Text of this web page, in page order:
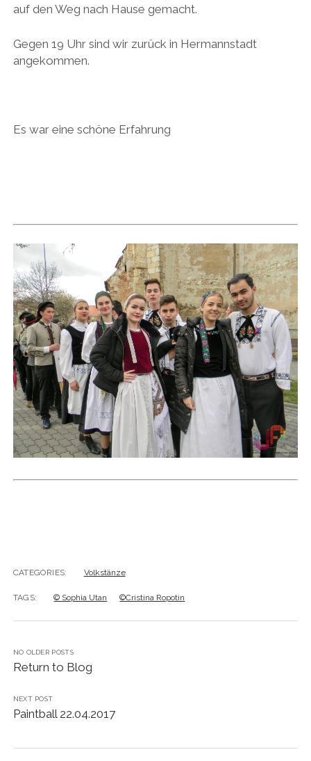
auf den Weg nach Hause gemacht.
Gegen 19 Uhr sind wir zurück in Hermannstadt
angekommen.
Es war eine schöne Erfahrung
CATEGORIES: Volkstänze
TAGS: © Sophia Utan ©Cristina Ropotin
NO OLDER POSTS
Return to Blog
NEXT POST
Paintball 22.04.2017